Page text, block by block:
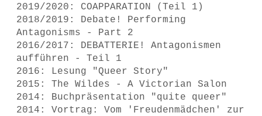
2019/2020: COAPPARATION (Teil 1)
2018/2019: Debate! Performing
Antagonisms - Part 2
2016/2017: DEBATTERIE! Antagonismen
aufführen - Teil 1
2016: Lesung "Queer Story"
2015: The Wildes - A Victorian Salon
2014: Buchpräsentation "quite queer"
2014: Vortrag: Vom 'Freudenmädchen' zur